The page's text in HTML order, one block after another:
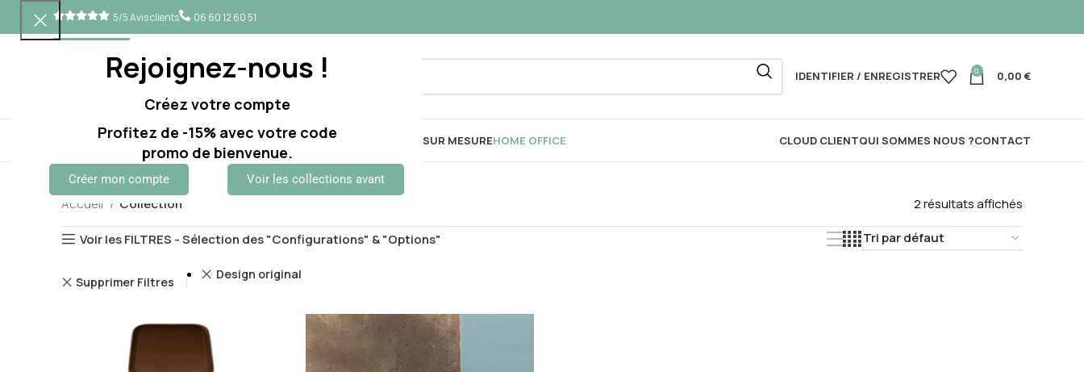
Rejoignez-nous !
Créez votre compte
Profitez de -15% avec votre code
promo de bienvenue.
Créer mon compte Voir les collections avant
5/5 Avis clients 06 60 12 60 51
IDENTIFIER / ENREGISTRER 0 0,00 €
BUREAUX SIÈGESRANGEMENTSACCESSOIRES TABLES SUR MESUREHOME OFFICE CLOUD CLIENTQUI SOMMES NOUS ?CONTACT
Accueil Collection 2 résultats affichés
Voir les FILTRES - Sélection des "Configurations" & "Options"
Supprimer Filtres
Design original